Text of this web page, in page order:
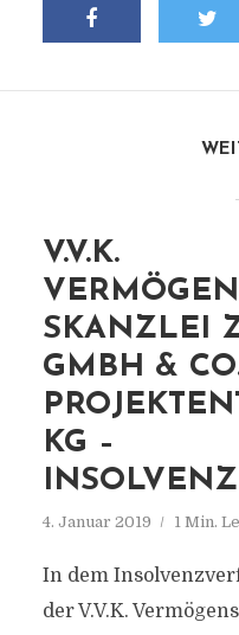
V.V.K.
SKANZLEI
GMBH &
KG –
4. Januar 2019 1 Min.
In dem
der V.V.K.